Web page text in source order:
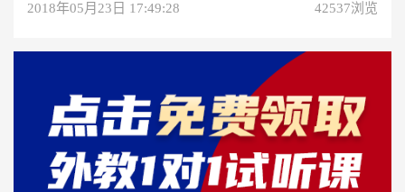
2018年05月23日 17:49:28
42537浏览